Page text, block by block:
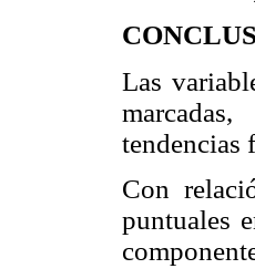
Las
tendencias
Con
puntuales